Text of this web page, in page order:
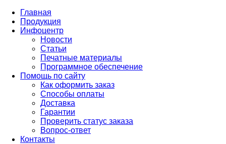
Главная
Продукция
Инфоцентр
Новости
Статьи
Печатные материалы
Программное обеспечение
Помощь по сайту
Как оформить заказ
Способы оплаты
Доставка
Гарантии
Проверить статус заказа
Вопрос-ответ
Контакты